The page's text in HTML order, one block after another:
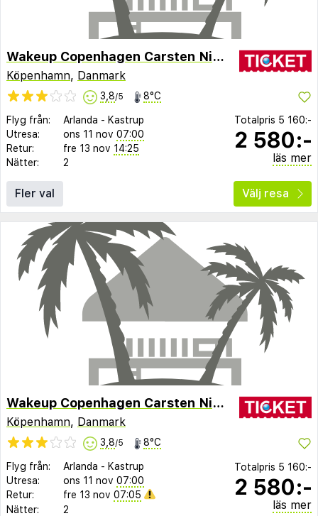
Wakeup Copenhagen Carsten Niebuhrs Gade
Köpenhamn, Danmark
3,8/5 8°C
Flyg från: Arlanda - Kastrup
Utresa:
ons 11 nov 07:00
Retur:
fre 13 nov 14:25
Nätter:
2
Totalpris 5 160:-
2 580:-
läs mer
Fler val Välj resa
Wakeup Copenhagen Carsten Niebuhrs Gade
Köpenhamn, Danmark
3,8/5 8°C
Flyg från: Arlanda - Kastrup
Utresa:
ons 11 nov 07:00
Retur:
fre 13 nov 07:05
Nätter:
2
Totalpris 5 160:-
2 580:-
läs mer